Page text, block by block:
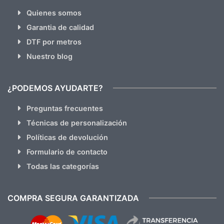
Quienes somos
Garantia de calidad
DTF por metros
Nuestro blog
¿PODEMOS AYUDARTE?
Preguntas frecuentes
Técnicas de personalización
Políticas de devolución
Formulario de contacto
Todas las categorías
COMPRA SEGURA GARANTIZADA